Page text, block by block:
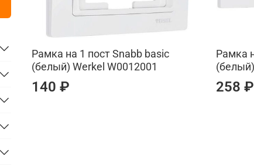
Рамка на 1 пост Snabb basic
(белый) Werkel W0012001
140 ₽
Рамка
258 ₽